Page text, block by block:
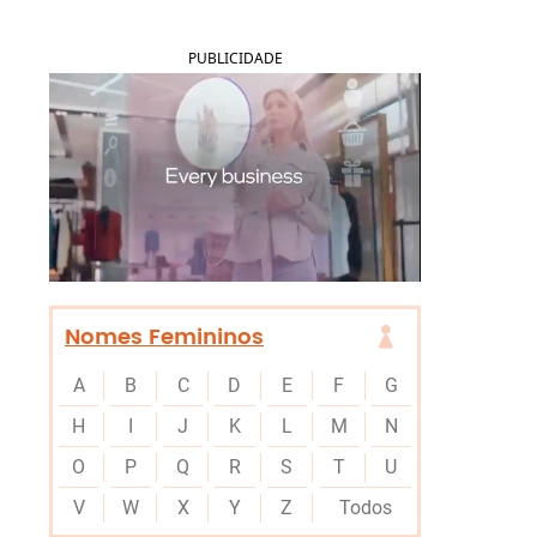
PUBLICIDADE
Nomes Femininos
A B C D E F
G
H
I J K L M
N
O
P Q R S T
U
V
W X Y Z Todos